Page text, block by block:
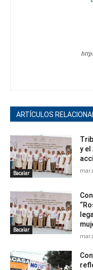
ARTÍCULOS
Bacalar
y el
Bacalar